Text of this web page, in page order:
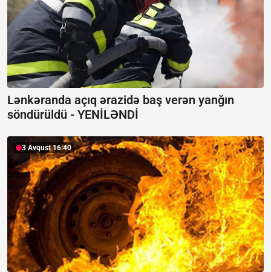
Lənkəranda açıq ərazidə baş verən yanğın
söndürüldü - YENİLƏNDİ
3 Avqust 16:40